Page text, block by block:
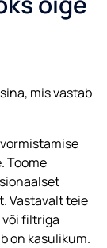
mis vastab
Toome
Vastavalt teie
filtriga
on kasulikum.